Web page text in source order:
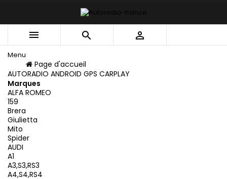
  
Menu
Page d'accueil
AUTORADIO ANDROID GPS CARPLAY
Marques
ALFA ROMEO
159
Brera
Giulietta
Mito
Spider
AUDI
A1
A3,S3,RS3
A4,S4,RS4